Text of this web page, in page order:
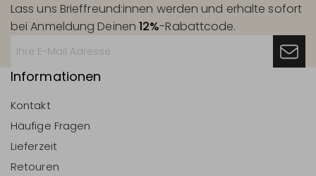
Lass uns Brieffreund:innen werden und erhalte sofort
bei Anmeldung Deinen12%-Rabattcode.
Informationen
Kontakt
Häufige Fragen
Lieferzeit
Retouren